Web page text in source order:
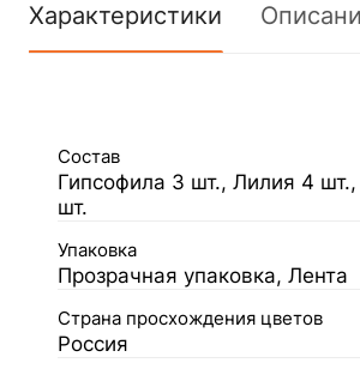
Характеристики
Состав
Гипсофила 3 шт., Лилия 4 шт.,
шт.
Упаковка
Прозрачная упаковка, Лента
Страна просхождения цветов
Россия